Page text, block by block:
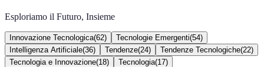
Esploriamo il Futuro, Insieme
Innovazione Tecnologica(62) Tecnologie Emergenti(54)
Intelligenza Artificiale(36) Tendenze(24) Tendenze Tecnologiche(22)
Tecnologia e Innovazione(18) Tecnologia(17)